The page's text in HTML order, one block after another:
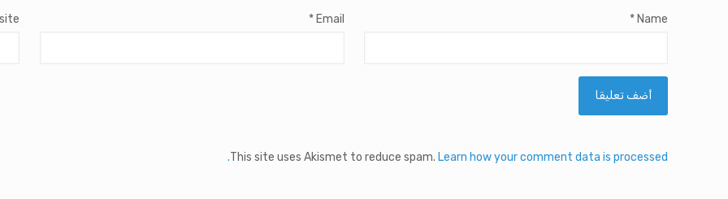
Name
*
Email
*
This site uses Akismet to reduce spam. Learn how your comment data is processed.